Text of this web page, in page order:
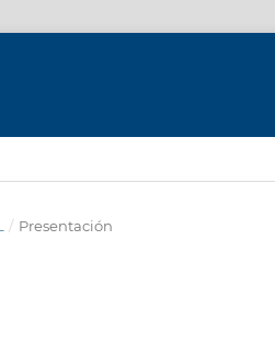
/ Presentación